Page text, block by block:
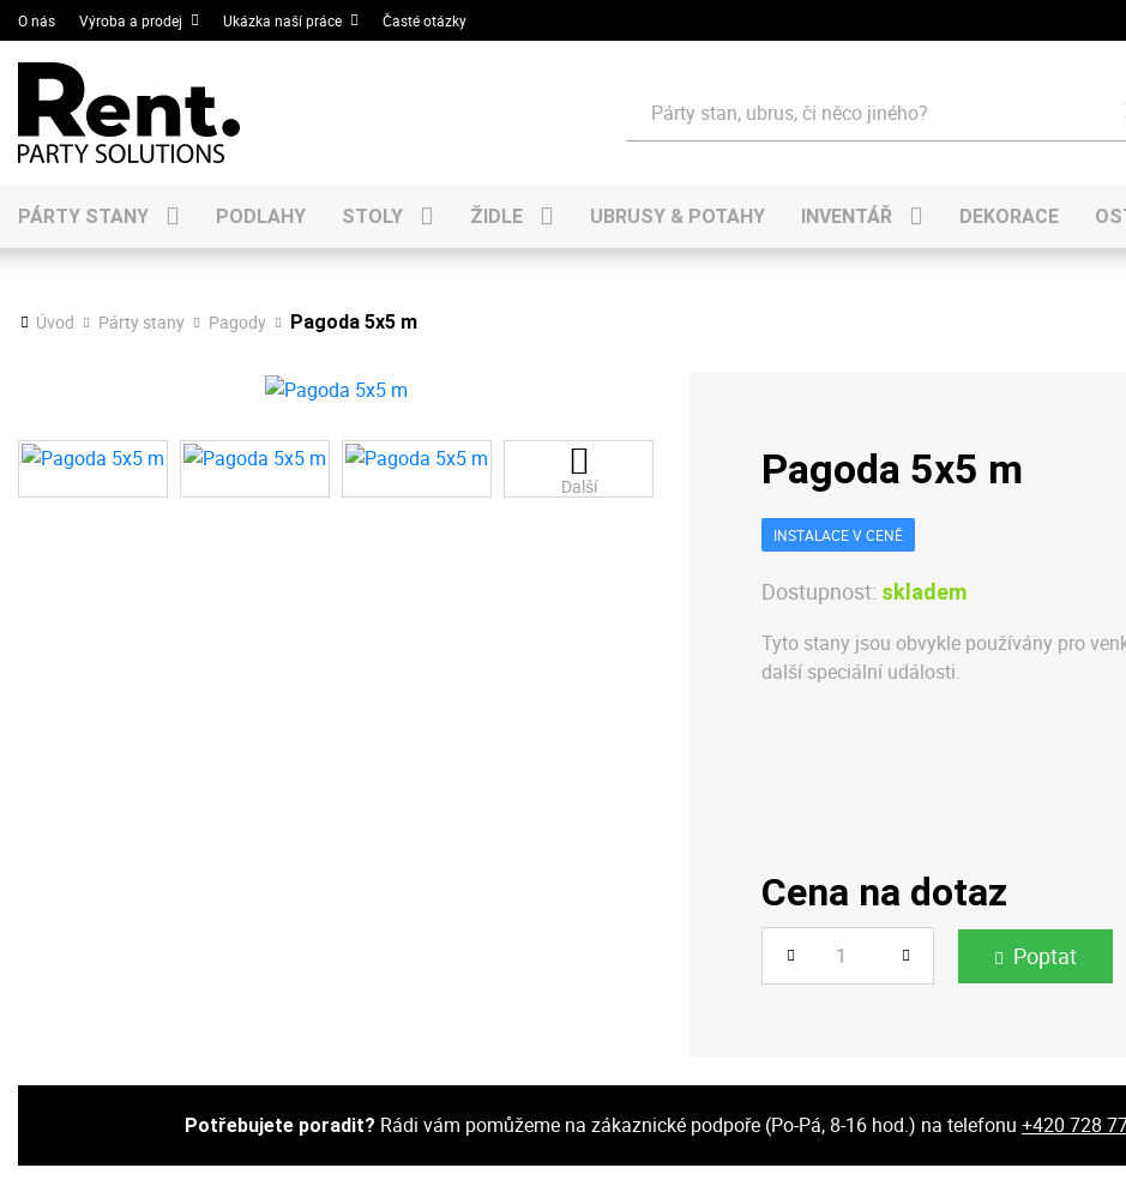
O nás Výroba a prodej Ukázka naší práce Časté otázky
PÁRTY STANY PODLAHY STOLY ŽIDLE UBRUSY & POTAHY INVENTÁŘ DEKORACE
Úvod Párty stany Pagody Pagoda 5x5 m
Další Pagoda 5x5 m
INSTALACE V CENĚ
Dostupnost: skladem
Tyto stany jsou obvykle používány pro
další speciální události.
Cena na dotaz
Počet Poptat
Potřebujete poradit? Rádi vám pomůžeme na zákaznické podpoře (Po-Pá, 8-16 hod.) na telefonu +420 728